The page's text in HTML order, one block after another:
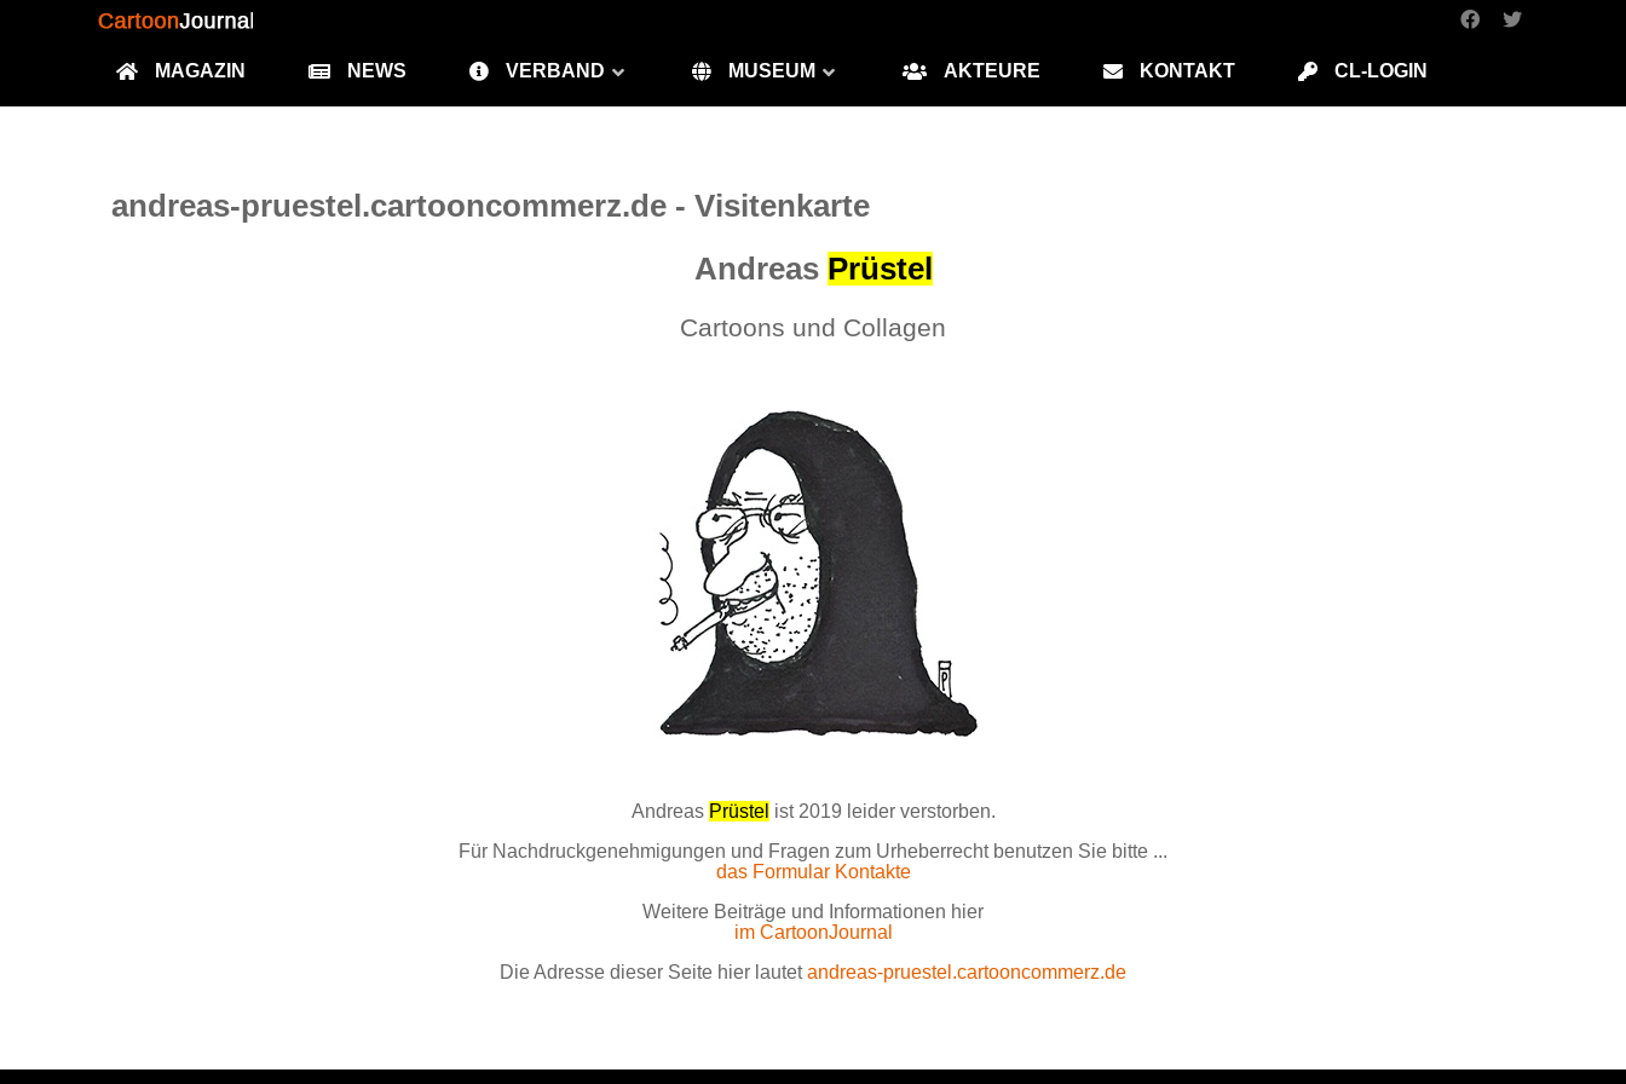
MAGAZIN NEWS VERBAND MUSEUM AKTEURE KONTAKT CL-LOGIN
andreas-pruestel.cartooncommerz.de - Visitenkarte
Andreas Prüstel
Cartoons und Collagen
Andreas Prüstel ist 2019 leider verstorben.
Für Nachdruckgenehmigungen und Fragen zum Urheberrecht benutzen Sie bitte ...
das Formular Kontakte
Weitere Beiträge und Informationen hier
im CartoonJournal
Die Adresse dieser Seite hier lautetandreas-pruestel.cartooncommerz.de